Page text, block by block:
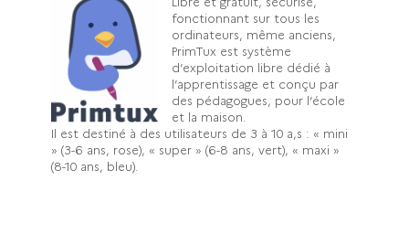
fonctionnant sur tous les
ordinateurs, même anciens,
PrimTux est système
d’exploitation libre dédié à
l’apprentissage et conçu par
des pédagogues, pour l’école
et la maison.
Il est destiné à des utilisateurs de 3 à 10 a,s : « mini
» (3-6 ans, rose), « super » (6-8 ans, vert), « maxi »
(8-10 ans, bleu).